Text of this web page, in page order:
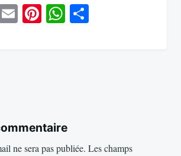
EmailPinterestWhatsApp
ne sera pas publiée. Les champs